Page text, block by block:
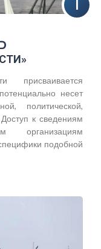
присваивается
несет
политической,
к сведениям
организациям
подобной